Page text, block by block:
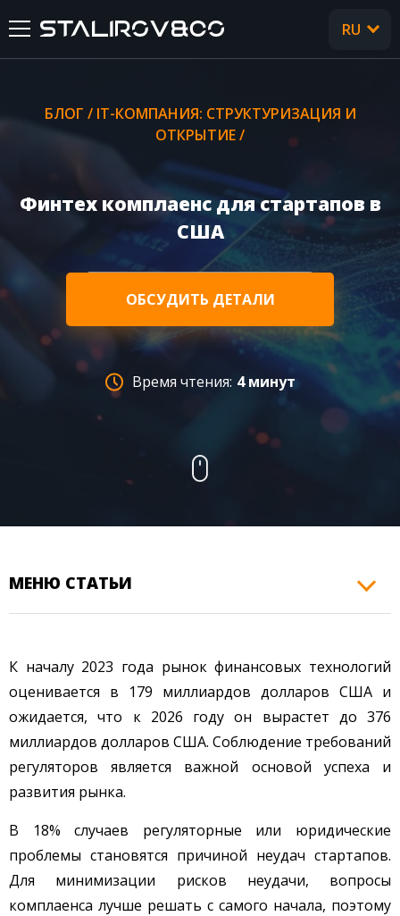
О НАС
УСЛУГИ
КЕЙСЫ
ОТЗЫВЫ
CТАТЬИ
RU
БЛОГ / IT-КОМПАНИЯ: СТРУКТУРИЗАЦИЯ И
ОТКРЫТИЕ/
Финтех комплаенс для стартапов в
США
ОБСУДИТЬ ДЕТАЛИ
Время чтения: 4 минут
К началу 2023 года рынок финансовых технологий
оценивается в 179 миллиардов долларов США и
ожидается, что к 2026 году он вырастет до 376
миллиардов долларов США. Соблюдение требований
регуляторов является важной основой успеха и
развития рынка.
В 18% случаев регуляторные или юридические
проблемы становятся причиной неудач стартапов.
Для минимизации рисков неудачи, вопросы
комплаенса лучше решать с самого начала, поэтому
МЕНЮ СТАТЬИ